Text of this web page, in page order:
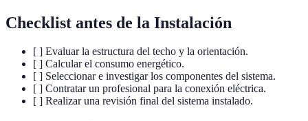
Checklist antes de la Instalación
[ ] Evaluar la estructura del techo y la orientación.
[ ] Calcular el consumo energético.
[ ] Seleccionar e investigar los componentes del sistema.
[ ] Contratar un profesional para la conexión eléctrica.
[ ] Realizar una revisión final del sistema instalado.